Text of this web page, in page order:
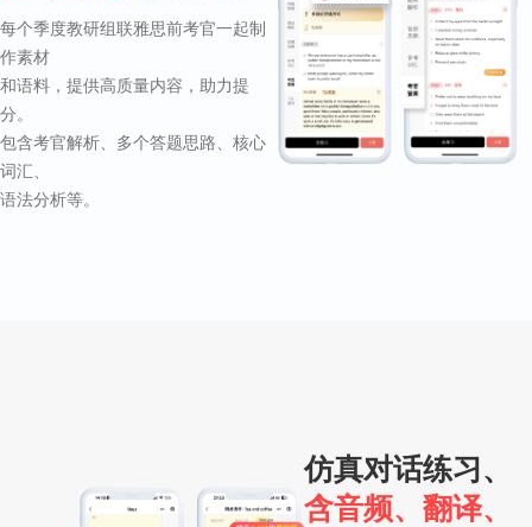
每个季度教研组联雅思前考官一起制
作素材
和语料，提供高质量内容，助力提
分。
包含考官解析、多个答题思路、核心
词汇、
语法分析等。
仿真对话练习、
含音频、翻译、